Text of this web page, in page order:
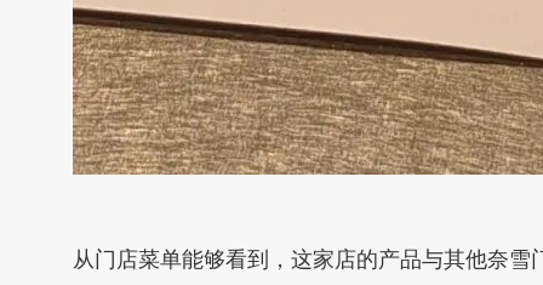
从门店菜单能够看到，这家店的产品与其他奈